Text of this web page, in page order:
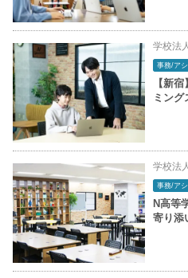
学校法
事務/ア
【新
ミン
学校法
事務/ア
N高等
寄り添